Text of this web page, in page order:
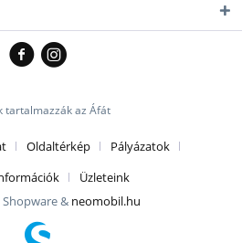
tartalmazzák az Áfát
Oldaltérkép
Pályázatok
Üzleteink
& neomobil.hu